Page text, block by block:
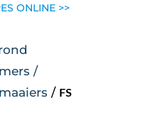
ONLINE >>
/
/ FS